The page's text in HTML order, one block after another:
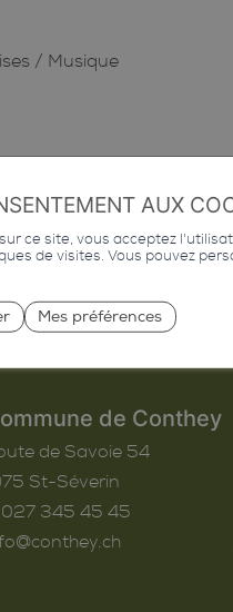
/ Musique
de Conthey
de Savoie 54
St-Séverin
027 345 45 45
AUX
ce site, vous acceptez
de visites. Vous pouvez
Mes préférences